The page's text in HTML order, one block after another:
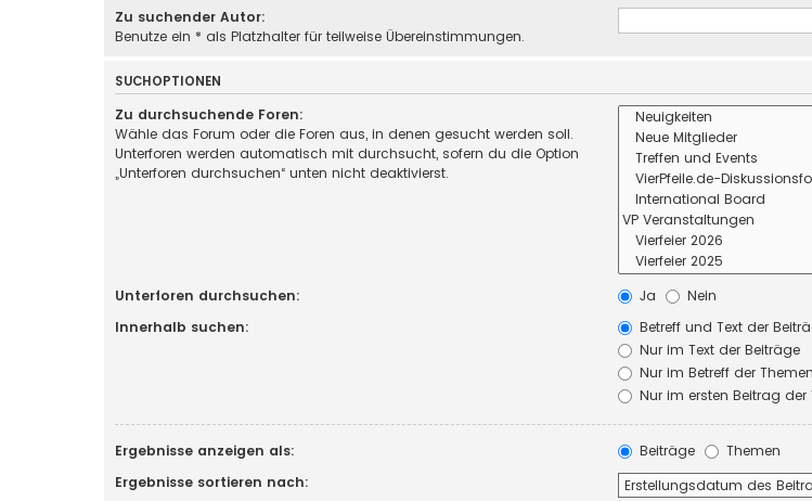
Zu suchender Autor:
Benutze ein * als Platzhalter für teilweise Übereinstimmungen.
SUCHOPTIONEN
Zu durchsuchende Foren:
Wähle das Forum oder die Foren aus, in denen gesucht werden soll.
Unterforen werden automatisch mit durchsucht, sofern du die Option
„Unterforen durchsuchen“ unten nicht deaktivierst.
Unterforen durchsuchen: Ja
Nein
Innerhalb suchen:
Betreff und Text der
Nur im Text der Beiträge
Nur im Betreff der Themen
Nur im ersten Beitrag der
Ergebnisse anzeigen als: Beiträge
Themen
Ergebnisse sortieren nach: